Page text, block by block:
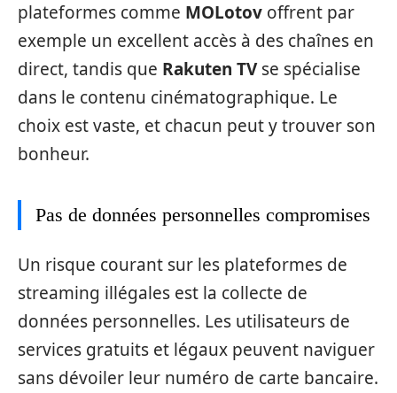
plateformes comme MOLotov offrent par
exemple un excellent accès à des chaînes en
direct, tandis que Rakuten TVse spécialise
dans le contenu cinématographique. Le
choix est vaste, et chacun peut y trouver son
bonheur.
Pas de données personnelles compromises
Un risque courant sur les plateformes de
streaming illégales est la collecte de
données personnelles. Les utilisateurs de
services gratuits et légaux peuvent naviguer
sans dévoiler leur numéro de carte bancaire.